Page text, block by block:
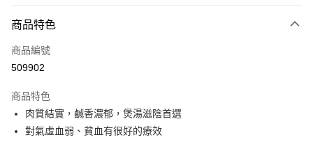
信用卡
Apple Pay
AlipayHK
PayMe
商品特色
商品編號
509902
商品特色
肉質結實，鹹香濃郁，煲湯滋陰首選
對氣虛血弱、貧血有很好的療效